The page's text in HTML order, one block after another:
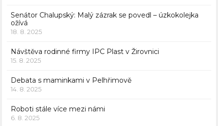
Senátor Chalupský: Malý zázrak se povedl – úzkokolejka
ožívá
18. 8. 2025
Návštěva rodinné firmy IPC Plast v Žirovnici
15. 8. 2025
Debata s maminkami v Pelhřimově
14. 8. 2025
Roboti stále více mezi námi
6. 8. 2025